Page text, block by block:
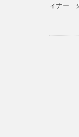
ィナー